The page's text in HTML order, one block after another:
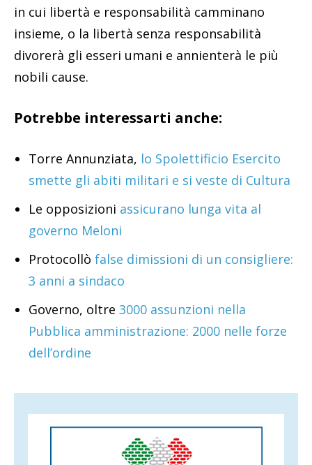
in cui libertà e responsabilità camminano
insieme, o la libertà senza responsabilità
divorerà gli esseri umani e annienterà le più
nobili cause.
Potrebbe interessarti anche:
Torre Annunziata, lo Spolettificio Esercito
smette gli abiti militari e si veste di Cultura
Le opposizioni assicurano lunga vita al
governo Meloni
Protocollò false dimissioni di un consigliere:
3 anni a sindaco
Governo, oltre 3000 assunzioni nella
Pubblica amministrazione: 2000 nelle forze
dell’ordine